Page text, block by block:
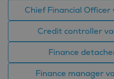
Chief Financial
Credit controller
Finance
Finance manager